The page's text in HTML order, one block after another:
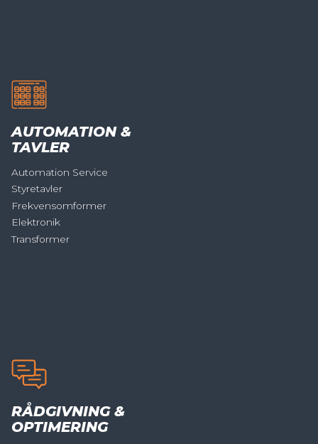
AUTOMATION &
TAVLER
Automation Service
Styretavler
Frekvensomformer
Elektronik
Transformer
RÅDGIVNING &
OPTIMERING